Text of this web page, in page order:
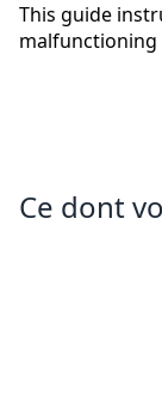
This guide
Ce dont